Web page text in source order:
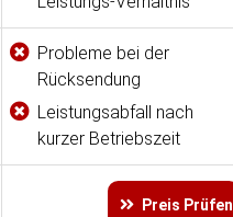
Probleme bei der
Rücksendung
Leistungsabfall nach
kurzer Betriebszeit
Preis Prüfen